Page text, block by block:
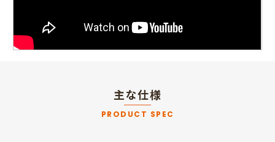
主な仕様
PRODUCT SPEC